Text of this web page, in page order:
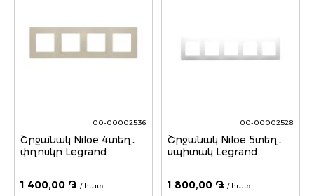
00-00002536
Շրջանակ Niloe 4տեղ․
փղոսկր Legrand
1 400,00 ֏ / հատ
00-00002528
Շրջանակ Niloe 5տեղ․
սպիտակ Legrand
1 800,00 ֏ / հատ